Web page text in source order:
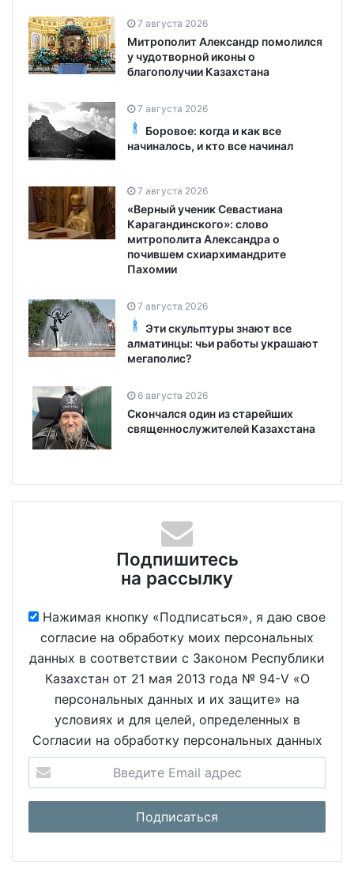
7 августа 2026
Митрополит Александр помолился
у чудотворной иконы о
благополучии Казахстана
7 августа 2026
Боровое: когда и как все
начиналось, и кто все начинал
7 августа 2026
«Верный ученик Севастиана
Карагандинского»: слово
митрополита Александра о
почившем схиархимандрите
Пахомии
7 августа 2026
Эти скульптуры знают все
алматинцы: чьи работы украшают
мегаполис?
6 августа 2026
Скончался один из старейших
священнослужителей Казахстана
Подпишитесь
на рассылку
Нажимая кнопку «Подписаться», я даю свое
согласие на обработку моих персональных
данных в соответствии с Законом Республики
Казахстан от 21 мая 2013 года № 94-V «О
персональных данных и их защите» на
условиях и для целей, определенных в
Согласии на обработку персональных данных